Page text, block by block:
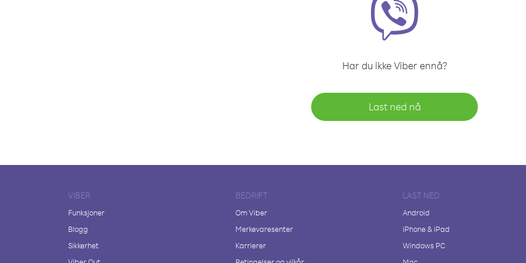
Har du ikke Viber ennå?
Last ned nå
VIBER
Funksjoner
Blogg
Sikkerhet
BEDRIFT
Om Viber
Merkevaresenter
Karrierer
LAST NED
Android
iPhone & iPad
Windows PC